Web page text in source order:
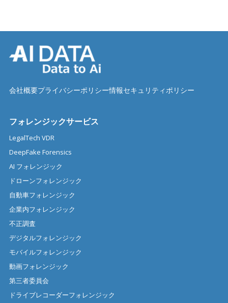
会社概要プライバシーポリシー情報セキュリティポリシー
フォレンジックサービス
LegalTech VDR
DeepFake Forensics
AI フォレンジック
ドローンフォレンジック
自動車フォレンジック
企業内フォレンジック
不正調査
デジタルフォレンジック
モバイルフォレンジック
動画フォレンジック
第三者委員会
ドライブレコーダーフォレンジック